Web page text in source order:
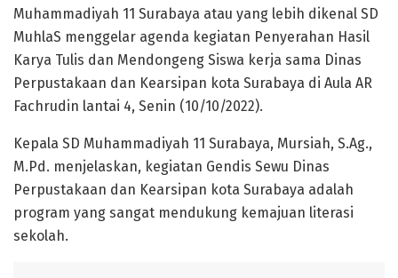
Muhammadiyah 11 Surabaya atau yang lebih dikenal SD
MuhlaS menggelar agenda kegiatan Penyerahan Hasil
Karya Tulis dan Mendongeng Siswa kerja sama Dinas
Perpustakaan dan Kearsipan kota Surabaya di Aula AR
Fachrudin lantai 4, Senin (10/10/2022).
Kepala SD Muhammadiyah 11 Surabaya, Mursiah, S.Ag.,
M.Pd. menjelaskan, kegiatan Gendis Sewu Dinas
Perpustakaan dan Kearsipan kota Surabaya adalah
program yang sangat mendukung kemajuan literasi
sekolah.